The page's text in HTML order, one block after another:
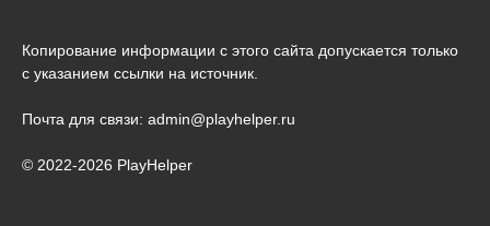
Копирование информации с этого сайта допускается только
с указанием ссылки на источник.
Почта для связи: admin@playhelper.ru
© 2022-2026 PlayHelper